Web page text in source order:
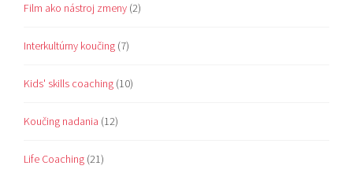
Film ako nástroj zmeny (2)
Interkultúrny koučing (7)
Kids' skills coaching (10)
Koučing nadania (12)
Life Coaching (21)